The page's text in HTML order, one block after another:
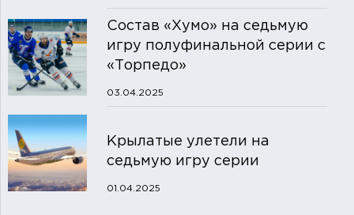
Состав «Хумо» на седьмую
игру полуфинальной серии с
«Торпедо»
03.04.2025
Крылатые улетели на
седьмую игру серии
01.04.2025